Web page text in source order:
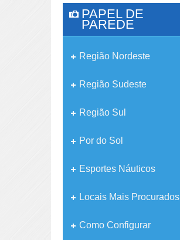
PAPEL DE
PAREDE
Região Nordeste
Região Sudeste
Região Sul
Por do Sol
Esportes Náuticos
Locais Mais Procurados
Como Configurar